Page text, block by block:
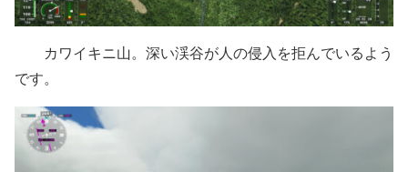
カワイキニ山。深い渓谷が人の侵入を拒んでいるよう
です。